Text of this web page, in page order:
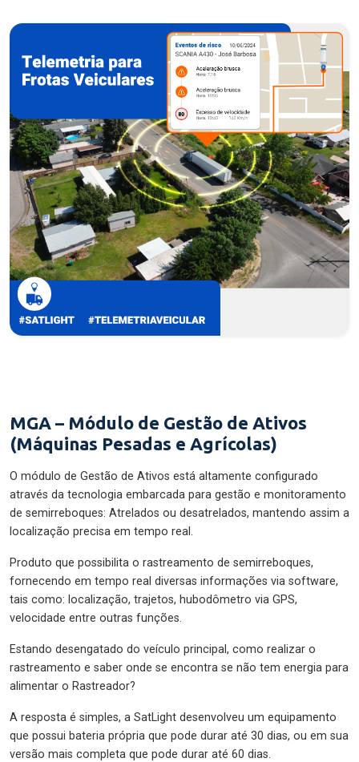
MGA – Módulo de Gestão de Ativos
(Máquinas Pesadas e Agrícolas)
O módulo de Gestão de Ativos está altamente configurado
através da tecnologia embarcada para gestão e monitoramento
de semirreboques: Atrelados ou desatrelados, mantendo assim a
localização precisa em tempo real.
Produto que possibilita o rastreamento de semirreboques,
fornecendo em tempo real diversas informações via software,
tais como: localização, trajetos, hubodômetro via GPS,
velocidade entre outras funções.
Estando desengatado do veículo principal, como realizar o
rastreamento e saber onde se encontra se não tem energia para
alimentar o Rastreador?
A resposta é simples, a SatLight desenvolveu um equipamento
que possui bateria própria que pode durar até 30 dias, ou em sua
versão mais completa que pode durar até 60 dias.